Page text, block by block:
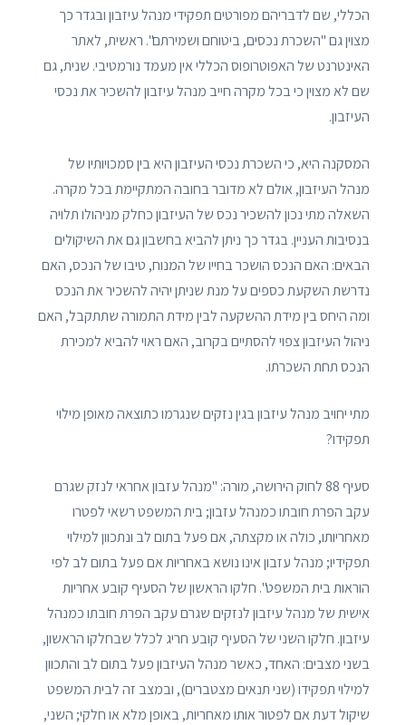
הכללי, שם לדבריהם מפורטים תפקידי מנהל עיזבון ובגדר כך
מצוין גם "השכרת נכסים, ביטוחם ושמירתם". ראשית, לאתר
האינטרנט של האפוטרופוס הכללי אין מעמד נורמטיבי. שנית, גם
שם לא מצוין כי בכל מקרה חייב מנהל עיזבון להשכיר את נכסי
העיזבון.
המסקנה היא, כי השכרת נכסי העיזבון היא בין סמכויותיו של
מנהל העיזבון, אולם לא מדובר בחובה המתקיימת בכל מקרה.
השאלה מתי נכון להשכיר נכס של העיזבון כחלק מניהולו תלויה
בנסיבות העניין. בגדר כך ניתן להביא בחשבון גם את השיקולים
הבאים: האם הנכס הושכר בחייו של המנוח, טיבו של הנכס, האם
נדרשת השקעת כספים על מנת שניתן יהיה להשכיר את הנכס
ומה היחס בין מידת ההשקעה לבין מידת התמורה שתתקבל, האם
ניהול העיזבון צפוי להסתיים בקרוב, האם ראוי להביא למכירת
הנכס תחת השכרתו.
מתי יחויב מנהל עיזבון בגין נזקים שנגרמו כתוצאה מאופן מילוי
תפקידו?
סעיף 88 לחוק הירושה, מורה: "מנהל עזבון אחראי לנזק שגרם
עקב הפרת חובתו כמנהל עזבון; בית המשפט רשאי לפטרו
מאחריותו, כולה או מקצתה, אם פעל בתום לב ונתכוון למילוי
תפקידיו; מנהל עזבון אינו נושא באחריות אם פעל בתום לב לפי
הוראות בית המשפט". חלקו הראשון של הסעיף קובע אחריות
אישית של מנהל עיזבון לנזקים שגרם עקב הפרת חובתו כמנהל
עיזבון. חלקו השני של הסעיף קובע חריג לכלל שבחלקו הראשון,
בשני מצבים: האחד, כאשר מנהל העיזבון פעל בתום לב והתכוון
למילוי תפקידו (שני תנאים מצטברים), ובמצב זה לבית המשפט
שיקול דעת אם לפטור אותו מאחריות, באופן מלא או חלקי; השני,